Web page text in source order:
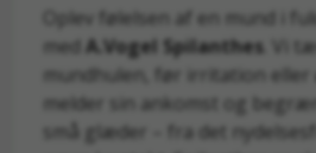
Oplev følelsen af en mund i
med A.Vogel Spilanthes . Vi
mundhulen, før irritation eller
melder sin ankomst og
små glæder – fra det